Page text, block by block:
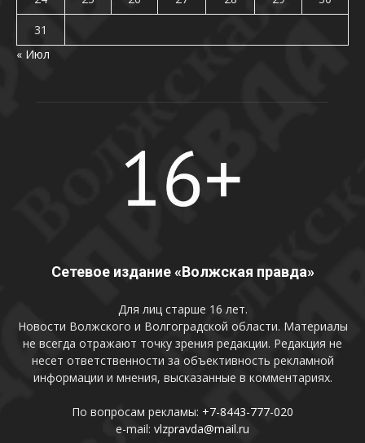
31
« Июл
Сетевое издание «Волжская правда»
Для лиц старше 16 лет.
Новости Волжского и Волгоградской области. Материалы
не всегда отражают точку зрения редакции. Редакция не
несет ответственности за объективность рекламной
информации и мнения, высказанные в комментариях.
По вопросам рекламы: +7-8443-777-020
e-mail: vlzpravda@mail.ru